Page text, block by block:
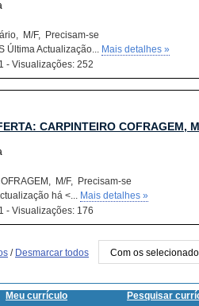
M/F, Precisam-se
Última Actualização... Mais detalhes »
- Visualizações: 252
CARPINTEIRO COFRAGEM,
M/F, Precisam-se
há <... Mais detalhes »
- Visualizações: 176
/ Desmarcar todos
Meu currículo Pesquisar